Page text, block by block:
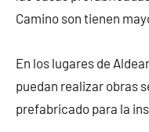
Camino son tienen
En los lugares de
puedan realizar obras
prefabricado para la